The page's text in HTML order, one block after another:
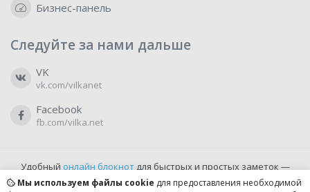
Бизнес-панель
Следуйте за нами дальше
VK
vk.com/vilkanet
Facebook
fb.com/vilka.net
Удобный онлайн блокнотдля быстрых и простых заметок —
бесплатно и доступно прямо из браузера.
Мы используем файлы cookie для предоставления необходимой